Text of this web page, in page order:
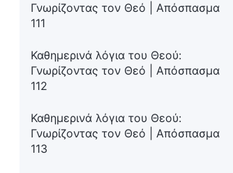
Γνωρίζοντας τον Θεό | Απόσπασμα
111
Καθημερινά λόγια του Θεού:
Γνωρίζοντας τον Θεό | Απόσπασμα
112
Καθημερινά λόγια του Θεού:
Γνωρίζοντας τον Θεό | Απόσπασμα
113